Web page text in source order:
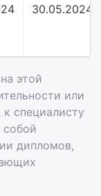
30.05.2024
этой
или
специалисту
собой
дипломов,